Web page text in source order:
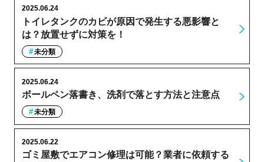
トイレタンクのカビが原因で発生する悪影響と
は？放置せずに対策を！
2025.06.24
未分類
ボールペン落書き、洗剤で落とす方法と注意点
2025.06.24
未分類
ゴミ屋敷でエアコン修理は可能？業者に依頼する
2025.06.22